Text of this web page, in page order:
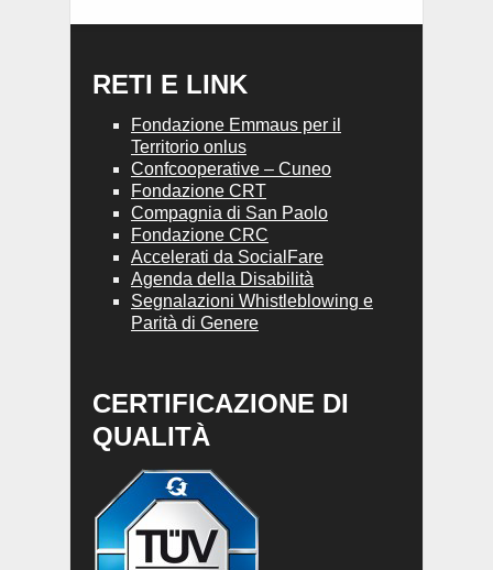
RETI E LINK
Fondazione Emmaus per il
Territorio onlus
Confcooperative – Cuneo
Fondazione CRT
Compagnia di San Paolo
Fondazione CRC
Accelerati da SocialFare
Agenda della Disabilità
Segnalazioni Whistleblowing e
Parità di Genere
CERTIFICAZIONE DI
QUALITÀ